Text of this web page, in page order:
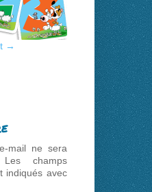
→
mail ne sera
Les champs
indiqués avec